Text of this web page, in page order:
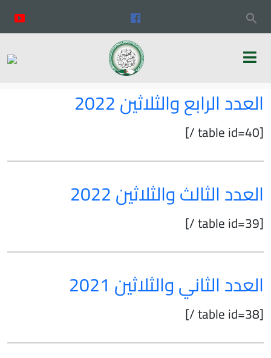
العدد الرابع والثلاثين 2022
العدد الثالث والثلاثين 2022
العدد الثاني والثلاثين 2021